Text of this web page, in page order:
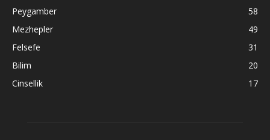
Peygamber
58
Mezhepler
49
Felsefe
31
Bilim
20
Cinsellik
17